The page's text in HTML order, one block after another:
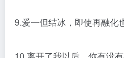
9.爱一但结冰，即使再融化